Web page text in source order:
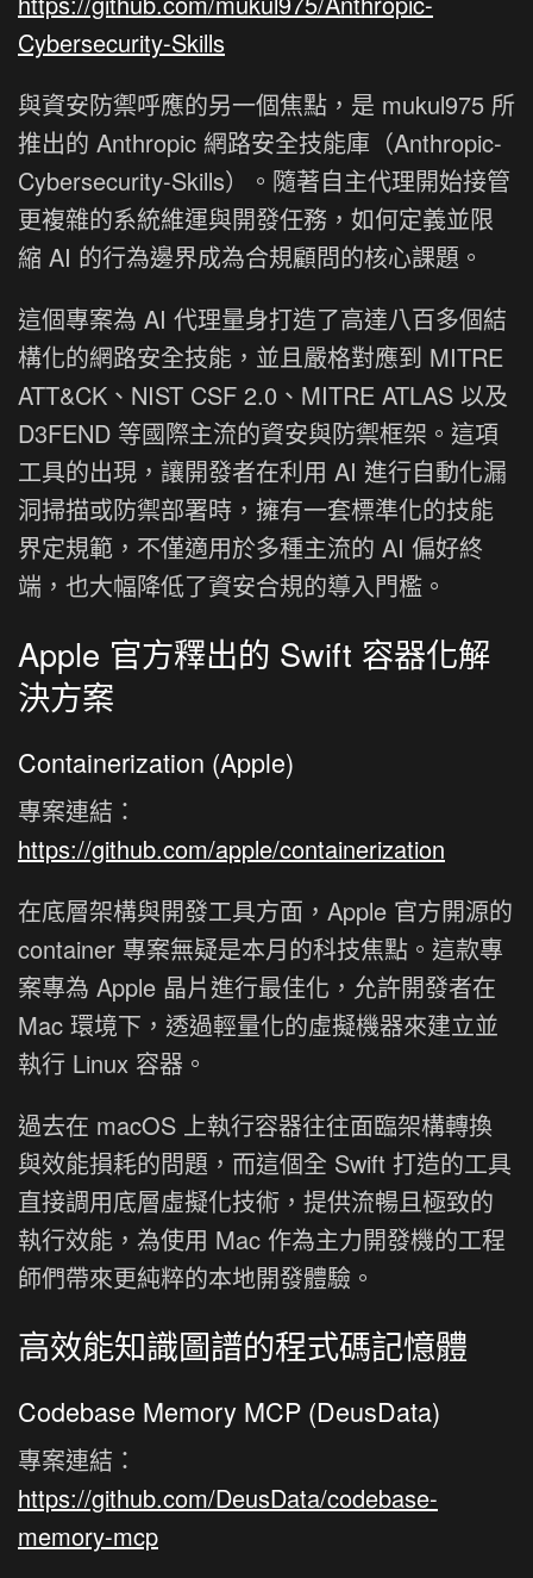
Cybersecurity-Skills
與資安防禦呼應的另一個焦點，是 mukul975 所
推出的 Anthropic 網路安全技能庫（Anthropic-
Cybersecurity-Skills）。隨著自主代理開始接管
更複雜的系統維運與開發任務，如何定義並限
縮 AI 的行為邊界成為合規顧問的核心課題。
這個專案為 AI 代理量身打造了高達八百多個結
構化的網路安全技能，並且嚴格對應到 MITRE
ATT&CK、NIST CSF 2.0、MITRE ATLAS 以及
D3FEND 等國際主流的資安與防禦框架。這項
工具的出現，讓開發者在利用 AI 進行自動化漏
洞掃描或防禦部署時，擁有一套標準化的技能
界定規範，不僅適用於多種主流的 AI 偏好終
端，也大幅降低了資安合規的導入門檻。
Apple 官方釋出的 Swift 容器化解
決方案
Containerization (Apple)
專案連結：
https://github.com/apple/containerization
在底層架構與開發工具方面，Apple 官方開源的
container 專案無疑是本月的科技焦點。這款專
案專為 Apple 晶片進行最佳化，允許開發者在
Mac 環境下，透過輕量化的虛擬機器來建立並
執行 Linux 容器。
過去在 macOS 上執行容器往往面臨架構轉換
與效能損耗的問題，而這個全 Swift 打造的工具
直接調用底層虛擬化技術，提供流暢且極致的
執行效能，為使用 Mac 作為主力開發機的工程
師們帶來更純粹的本地開發體驗。
高效能知識圖譜的程式碼記憶體
Codebase Memory MCP (DeusData)
專案連結：
https://github.com/DeusData/codebase-
memory-mcp